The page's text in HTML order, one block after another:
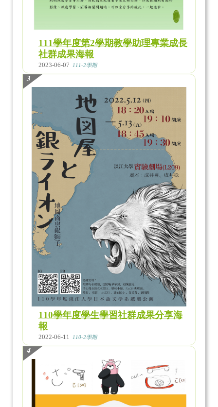
111學年度第2學期教學助理專業成長
社群成果海報
2023-06-07 111-2學期
3
110學年度學生學習社群成果分享海
報
2022-06-11 110-2學期
4